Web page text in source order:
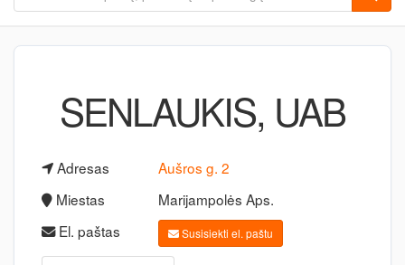
SENLAUKIS, UAB
Adresas
Aušros g. 2
Miestas
Marijampolės Aps.
El. paštas
Susisiekti el. paštu